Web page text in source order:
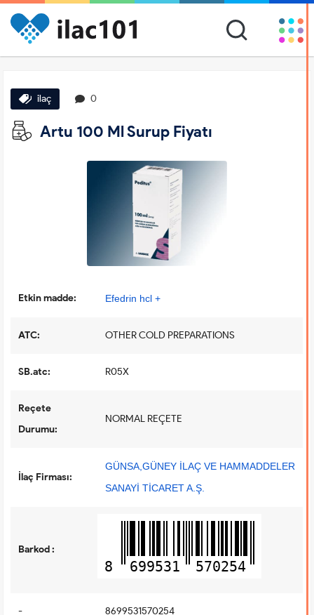
ilaç 0
Artu 100 Ml Surup Fiyatı
Etkin madde: Efedrin hcl +
ATC: OTHER COLD PREPARATIONS
SB.atc: R05X
Reçete
Durumu:
NORMAL REÇETE
İlaç Firması:
GÜNSA,GÜNEY İLAÇ VE HAMMADDELER
SANAYİ TİCARET A.Ş.
Barkod :
8 699531 570254
- 8699531570254